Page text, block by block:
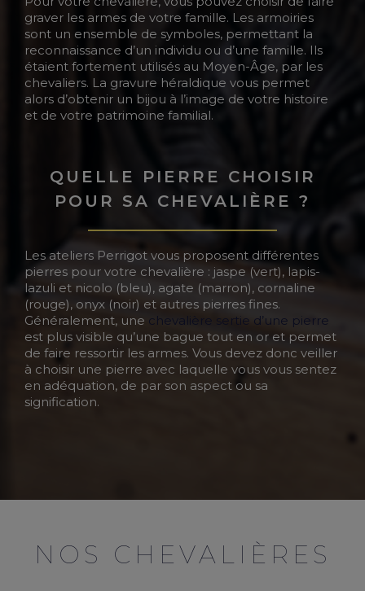
graver les armes de votre famille. Les armoiries
sont un ensemble de symboles, permettant la
reconnaissance d’un individu ou d’une famille. Ils
étaient fortement utilisés au Moyen-Âge, par les
chevaliers. La gravure héraldique vous permet
alors d’obtenir un bijou à l’image de votre histoire
et de votre patrimoine familial.
QUELLE PIERRE CHOISIR
POUR SA CHEVALIÈRE ?
Les ateliers Perrigot vous proposent différentes
pierres pour votre chevalière : jaspe (vert), lapis-
lazuli et nicolo (bleu), agate (marron), cornaline
(rouge), onyx (noir) et autres pierres fines.
Généralement, une chevalière sertie d’une pierre
est plus visible qu’une bague tout en or et permet
de faire ressortir les armes. Vous devez donc veiller
à choisir une pierre avec laquelle vous vous sentez
en adéquation, de par son aspect ou sa
signification.
NOS CHEVALIÈRES